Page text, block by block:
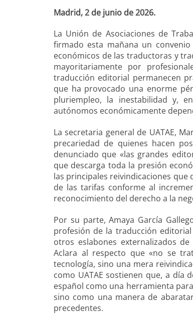
Madrid, 2 de junio de 2026.
La Unión de Asociaciones de
firmado esta mañana un
económicos de las traductoras y
mayoritariamente por
traducción editorial permanecen
que ha provocado una enorme
pluriempleo, la inestabilidad y,
autónomos económicamente
La secretaria general de UATAE,
precariedad de quienes hacen
denunciado que «las grandes
que descarga toda la presión
las principales reivindicaciones que
de las tarifas conforme al
reconocimiento del derecho a la
Por su parte, Amaya García
profesión de la traducción
otros eslabones externalizados
Aclara al respecto que «no se
tecnología, sino una mera
como UATAE sostienen que, a
español como una herramienta
sino como una manera de
precedentes.